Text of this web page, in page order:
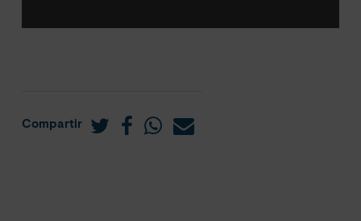
Compartir